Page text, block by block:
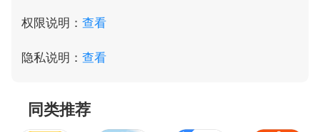
权限说明： 查看
隐私说明： 查看
同类推荐